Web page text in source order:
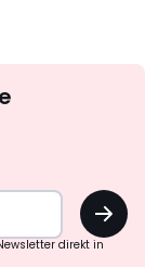
OK
direkt in